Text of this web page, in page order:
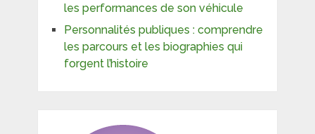
les performances de son véhicule
Personnalités publiques : comprendre
les parcours et les biographies qui
forgent l’histoire